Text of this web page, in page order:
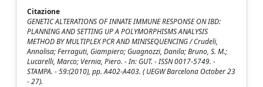
Citazione
GENETIC ALTERATIONS OF INNATE IMMUNE RESPONSE ON IBD:
PLANNING AND SETTING UP A POLYMORPHISMS ANALYSIS
METHOD BY MULTIPLEX PCR AND MINISEQUENCING / Crudeli,
Annalisa; Ferraguti, Giampiero; Guagnozzi, Danila; Bruno, S. M.;
Lucarelli, Marco; Vernia, Piero. - In: GUT. - ISSN 0017-5749. -
STAMPA. - 59:(2010), pp. A402-A403. ( UEGW Barcelona October 23
- 27).